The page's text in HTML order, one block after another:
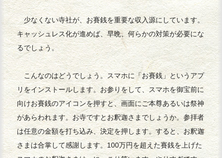
少なくない寺社が、お賽銭を重要な収入源にしています。
キャッシュレス化が進めば、早晩、何らかの対策が必要にな
るでしょう。
こんなのはどうでしょう。スマホに「お賽銭」というアプ
リをインストールします。お参りをして、スマホを御宝前に
向けお賽銭のアイコンを押すと、画面にご本尊あるいは祭神
があらわれます。お寺ですとお釈迦さまでしょうか。参拝者
は任意の金額を打ち込み、決定を押します。すると、お釈迦
さまは合掌して感謝します。100万円を超えた賽銭を上げた